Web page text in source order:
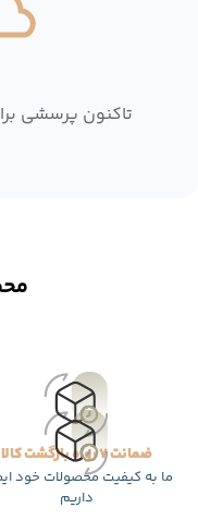
تاکنون پرسشی
ضمانت 7 روزه بازگشت کالا
ما به کیفیت محصولات خود
داریم